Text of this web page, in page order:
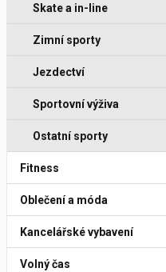
Skate a in-line
Zimní sporty
Jezdectví
Sportovní výživa
Ostatní sporty
Fitness
Oblečení a móda
Kancelářské vybavení
Volný čas